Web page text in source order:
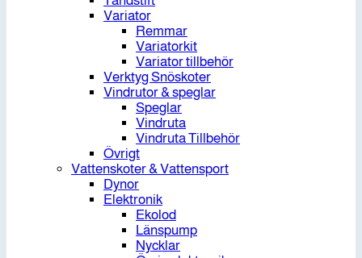
Variator
Remmar
Variatorkit
Variator tillbehör
Verktyg Snöskoter
Vindrutor & speglar
Speglar
Vindruta
Vindruta Tillbehör
Övrigt
Vattenskoter & Vattensport
Dynor
Elektronik
Ekolod
Länspump
Nycklar